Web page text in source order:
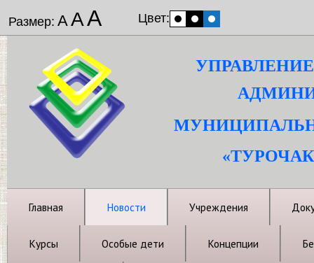
Размер: ААА Цвет:
Главная Новости Учреждения
Курсы Особые дети Концепции